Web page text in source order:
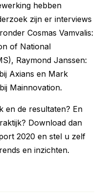
hebben
zijn er interviews
Cosmas Vamvalis:
of National
Raymond Janssen:
Axians en Mark
Mainnovation.
en de resultaten? En
Download dan
2020 en stel u zelf
en inzichten.